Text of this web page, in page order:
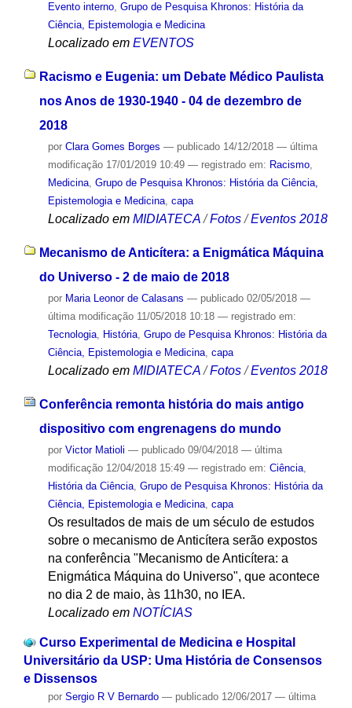
Evento interno, Grupo de Pesquisa Khronos: História da
Ciência, Epistemologia e Medicina
Localizado em EVENTOS
Racismo e Eugenia: um Debate Médico Paulista
nos Anos de 1930-1940 - 04 de dezembro de
2018
por Clara Gomes Borges — publicado14/12/2018 — última
modificação17/01/2019 10:49 — registrado em: Racismo,
Medicina, Grupo de Pesquisa Khronos: História da Ciência,
Epistemologia e Medicina, capa
Localizado em MIDIATECA /Fotos /Eventos 2018
Mecanismo de Anticítera: a Enigmática Máquina
do Universo - 2 de maio de 2018
por Maria Leonor de Calasans — publicado02/05/2018 —
última modificação11/05/2018 10:18 — registrado em:
Tecnologia, História, Grupo de Pesquisa Khronos: História da
Ciência, Epistemologia e Medicina, capa
Localizado em MIDIATECA /Fotos /Eventos 2018
Conferência remonta história do mais antigo
dispositivo com engrenagens do mundo
por Victor Matioli — publicado09/04/2018 — última
modificação12/04/2018 15:49 — registrado em: Ciência,
História da Ciência, Grupo de Pesquisa Khronos: História da
Ciência, Epistemologia e Medicina, capa
Os resultados de mais de um século de estudos
sobre o mecanismo de Anticítera serão expostos
na conferência "Mecanismo de Anticítera: a
Enigmática Máquina do Universo", que acontece
no dia 2 de maio, às 11h30, no IEA.
Localizado em NOTÍCIAS
Curso Experimental de Medicina e Hospital
Universitário da USP: Uma História de Consensos
e Dissensos
por Sergio R V Bernardo — publicado12/06/2017 — última